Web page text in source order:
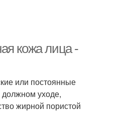
кожа лица -
или постоянные
уходе,
жирной пористой